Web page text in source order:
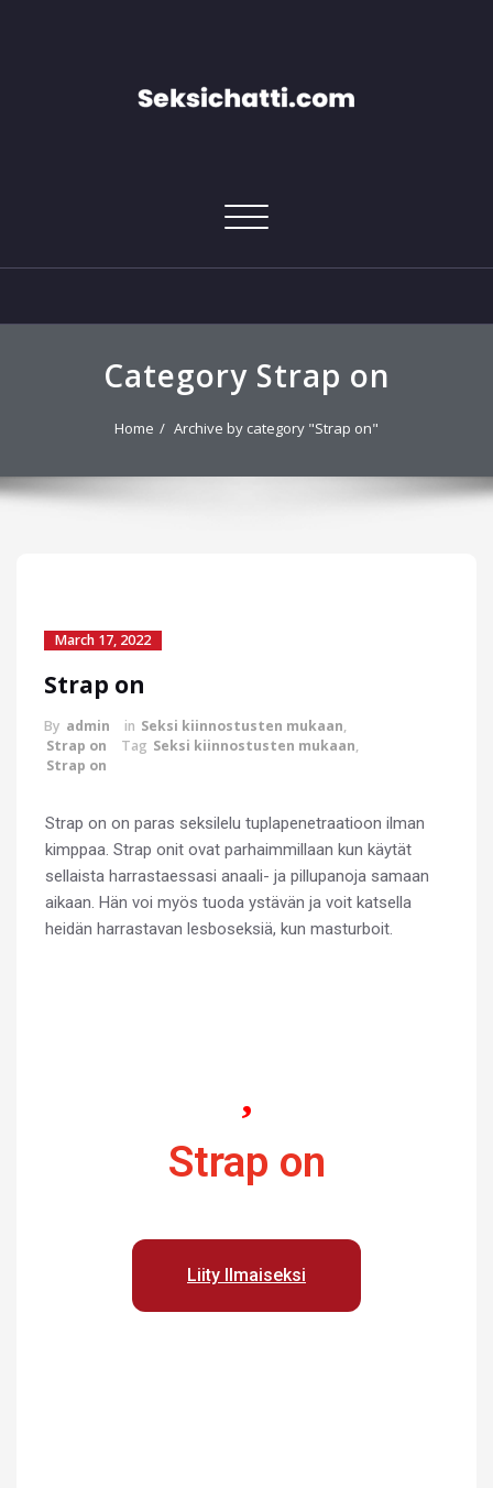
Toggle
Category Strap on
Home Archive by category "Strap on"
March 17, 2022
Strap on
By admin in Seksi kiinnostusten mukaan,
Strap on
Tag Seksi kiinnostusten mukaan,
Strap on
Strap on on paras seksilelu tuplapenetraatioon ilman
kimppaa. Strap onit ovat parhaimmillaan kun käytät
sellaista harrastaessasi anaali- ja pillupanoja samaan
aikaan. Hän voi myös tuoda ystävän ja voit katsella
heidän harrastavan lesboseksiä, kun masturboit.
Strap on
Liity Ilmaiseksi